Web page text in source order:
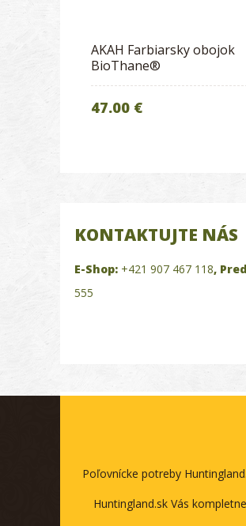
AKAH Farbiarsky obojok
BioThane®
47.00 €
KONTAKTUJTE NÁS
E-Shop: +421 907 467 118,
555
Poľovnícke potreby
Huntingland.sk Vás